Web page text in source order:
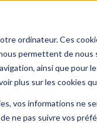
ordinateur. Ces
permettent de
ainsi que pour
plus sur les cookies
vos informations ne
ne pas suivre vos